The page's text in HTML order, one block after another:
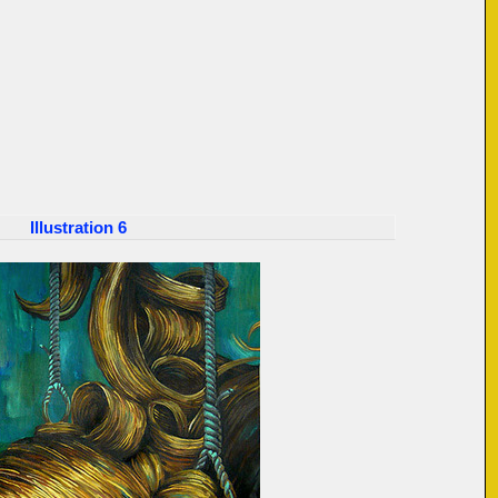
Illustration 6